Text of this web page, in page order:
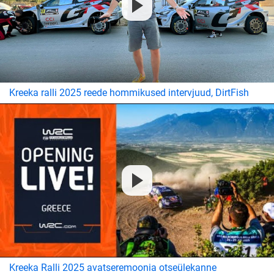
Kreeka ralli 2025 reede hommikused intervjuud, DirtFish
Kreeka Ralli 2025 avatseremoonia otseülekanne